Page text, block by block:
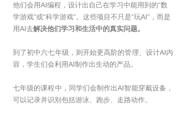
他们会用AI编程，设计出自己在学习中能用到的“数
学游戏”或“科学游戏”。这些项目不只是“玩AI”，而是
用AI去解决他们学习和生活中的真实问题。
到了初中六七年级，则开始更高阶的管理、设计AI内
容，学生们会利用AI制作出生动的产品。
七年级的课程中，同学们会制作出AI智能穿戴设备，
可以记录并识别包括游泳、跑步、走路动作。